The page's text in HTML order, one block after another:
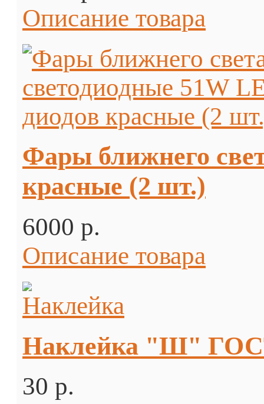
Описание товара
Фары ближнего
красные (2 шт.)
6000 p.
Описание товара
Наклейка "Ш"
30 p.